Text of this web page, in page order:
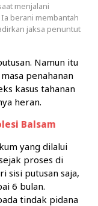
menjalani
berani membantah
jaksa penuntut
Namun itu
penahanan
kasus tahanan
heran.
Balsam
yang dilalui
proses di
sisi putusan saja,
6 bulan.
tindak pidana